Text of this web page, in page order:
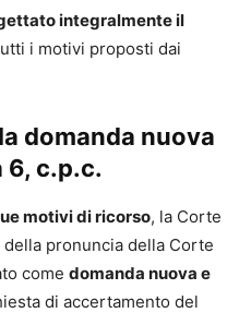
integralmente il
i motivi proposti dai
domanda nuova
6, c.p.c.
motivi di ricorso, la Corte
pronuncia della Corte
come domanda nuova e
di accertamento del